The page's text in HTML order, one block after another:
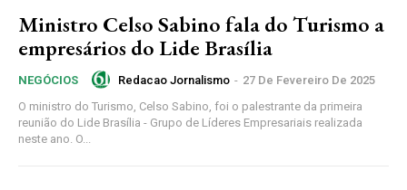
Ministro Celso Sabino fala do Turismo a
empresários do Lide Brasília
NEGÓCIOS Redacao Jornalismo - 27 De Fevereiro De 2025
O ministro do Turismo, Celso Sabino, foi o palestrante da primeira
reunião do Lide Brasília - Grupo de Líderes Empresariais realizada
neste ano. O...